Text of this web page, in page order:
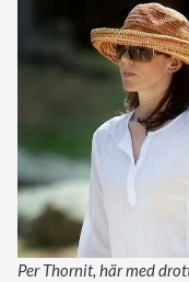
Per Thornit, här med